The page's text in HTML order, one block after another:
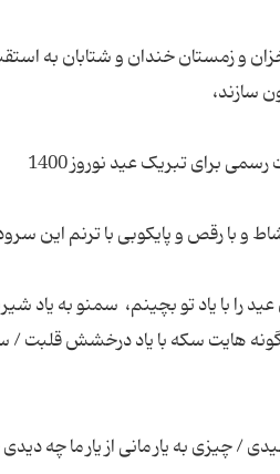
و زمستان خندان و شتابان به
را با یاد تو بچینم، سمنو به یاد
هایت سکه با یاد درخشش قلبت /
/ چیزی به یار مانی از یار ما چه